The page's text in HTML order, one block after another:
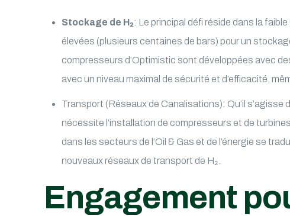
Stockage de H₂: Le principal défi réside dans la
élevées (plusieurs centaines de bars) pour un
compresseurs d’Optimistic sont développées avec
avec un niveau maximal de sécurité et d’efficacité,
Transport (Réseaux de Canalisations): Qu’il
nécessite l’installation de compresseurs et de
dans les secteurs de l’Oil & Gas et de l’énergie se
nouveaux réseaux de transport de H₂.
Engagement